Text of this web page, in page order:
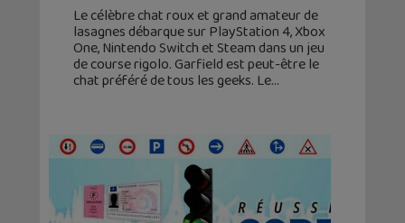
Le célèbre chat roux et grand amateur de
lasagnes débarque sur PlayStation 4, Xbox
One, Nintendo Switch et Steam dans un jeu
de course rigolo. Garfield est peut-être le
chat préféré de tous les geeks. Le